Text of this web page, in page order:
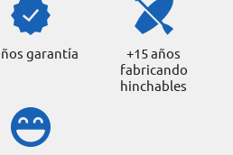
garantía
+15 años
fabricando
hinchables